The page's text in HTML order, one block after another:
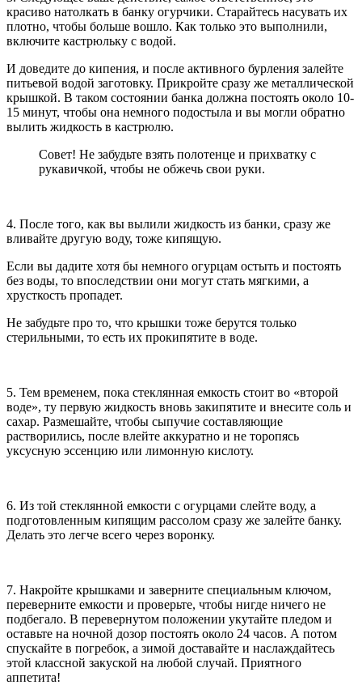
красиво натолкать в банку огурчики. Старайтесь насувать их
плотно, чтобы больше вошло. Как только это выполнили,
включите кастрюльку с водой.
И доведите до кипения, и после активного бурления залейте
питьевой водой заготовку. Прикройте сразу же металлической
крышкой. В таком состоянии банка должна постоять около 10-
15 минут, чтобы она немного подостыла и вы могли обратно
вылить жидкость в кастрюлю.
Совет! Не забудьте взять полотенце и прихватку с
рукавичкой, чтобы не обжечь свои руки.
4. После того, как вы вылили жидкость из банки, сразу же
вливайте другую воду, тоже кипящую.
Если вы дадите хотя бы немного огурцам остыть и постоять
без воды, то впоследствии они могут стать мягкими, а
хрусткость пропадет.
Не забудьте про то, что крышки тоже берутся только
стерильными, то есть их прокипятите в воде.
5. Тем временем, пока стеклянная емкость стоит во «второй
воде», ту первую жидкость вновь закипятите и внесите соль и
сахар. Размешайте, чтобы сыпучие составляющие
растворились, после влейте аккуратно и не торопясь
уксусную эссенцию или лимонную кислоту.
6. Из той стеклянной емкости с огурцами слейте воду, а
подготовленным кипящим рассолом сразу же залейте банку.
Делать это легче всего через воронку.
7. Накройте крышками и заверните специальным ключом,
переверните емкости и проверьте, чтобы нигде ничего не
подбегало. В перевернутом положении укутайте пледом и
оставьте на ночной дозор постоять около 24 часов. А потом
спускайте в погребок, а зимой доставайте и наслаждайтесь
этой классной закуской на любой случай. Приятного
аппетита!